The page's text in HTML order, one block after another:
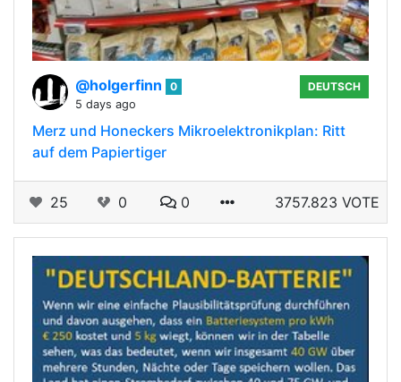
@holgerfinn
0
5 days ago
DEUTSCH
Merz und Honeckers Mikroelektronikplan: Ritt
auf dem Papiertiger
25 0 0 3757.823 VOTE